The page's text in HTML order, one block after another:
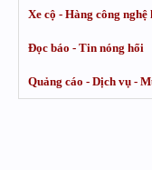
Xe cộ - Hàng công nghệ
Đọc báo - Tin nóng hổi
Quảng cáo - Dịch vụ -